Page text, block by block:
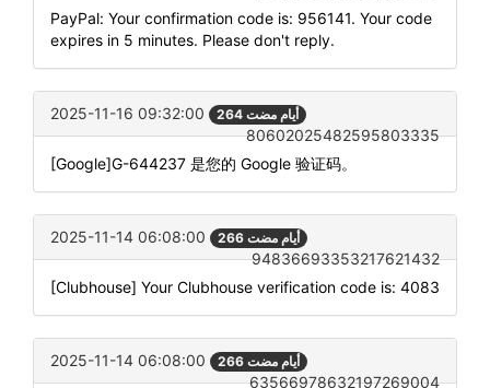
PayPal: Your confirmation code is: 956141. Your code
expires in 5 minutes. Please don't reply.
2025-11-16 09:32:00 264 أيام مضت
80602025482595803335
[Google]G-644237 是您的 Google 验证码。
2025-11-14 06:08:00 266 أيام مضت
94836693353217621432
[Clubhouse] Your Clubhouse verification code is: 4083
2025-11-14 06:08:00 266 أيام مضت
63566978632197269004